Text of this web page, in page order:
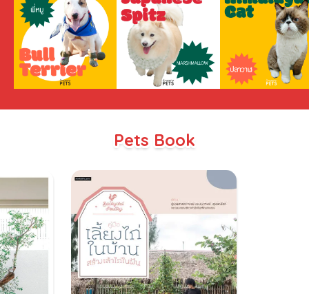
Pets Book